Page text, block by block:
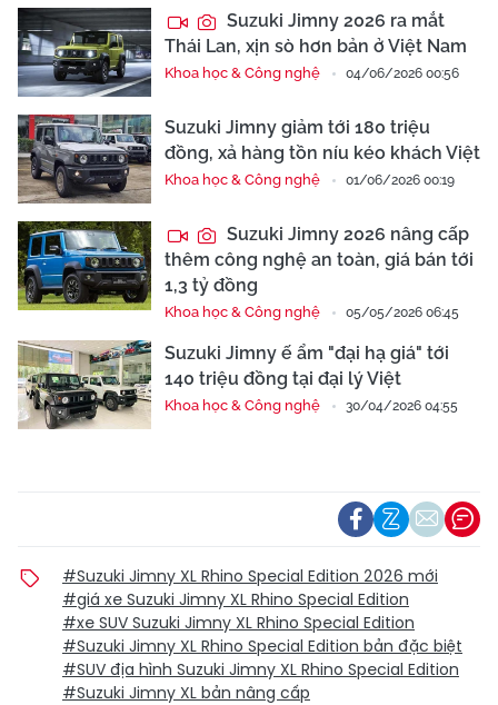
Suzuki Jimny 2026 ra mắt
Thái Lan, xịn sò hơn bản ở Việt Nam
Khoa học & Công nghệ 04/06/2026 00:56
Suzuki Jimny giảm tới 180 triệu
đồng, xả hàng tồn níu kéo khách Việt
Khoa học & Công nghệ 01/06/2026 00:19
Suzuki Jimny 2026 nâng cấp
thêm công nghệ an toàn, giá bán tới
1,3 tỷ đồng
Khoa học & Công nghệ 05/05/2026 06:45
Suzuki Jimny ế ẩm "đại hạ giá" tới
140 triệu đồng tại đại lý Việt
Khoa học & Công nghệ 30/04/2026 04:55
#Suzuki Jimny XL Rhino Special Edition 2026 mới
#giá xe Suzuki Jimny XL Rhino Special Edition
#xe SUV Suzuki Jimny XL Rhino Special Edition
#Suzuki Jimny XL Rhino Special Edition bản đặc biệt
#SUV địa hình Suzuki Jimny XL Rhino Special Edition
#Suzuki Jimny XL bản nâng cấp